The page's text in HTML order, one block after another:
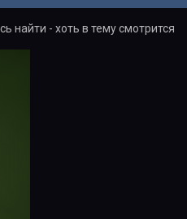
найти - хоть в тему смотрится